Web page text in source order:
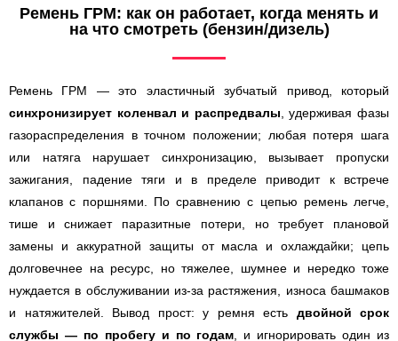
Ремень ГРМ: как он работает, когда менять и
на что смотреть (бензин/дизель)
Ремень ГРМ — это эластичный зубчатый привод, который
синхронизирует коленвал и распредвалы , удерживая фазы
газораспределения в точном положении; любая потеря шага
или натяга нарушает синхронизацию, вызывает пропуски
зажигания, падение тяги и в пределе приводит к встрече
клапанов с поршнями. По сравнению с цепью ремень легче,
тише и снижает паразитные потери, но требует плановой
замены и аккуратной защиты от масла и охлаждайки; цепь
долговечнее на ресурс, но тяжелее, шумнее и нередко тоже
нуждается в обслуживании из-за растяжения, износа башмаков
и натяжителей. Вывод прост: у ремня есть двойной срок
службы — по пробегу и по годам , и игнорировать один из